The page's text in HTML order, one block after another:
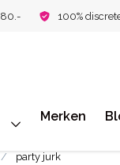
100%
Merken
party jurk